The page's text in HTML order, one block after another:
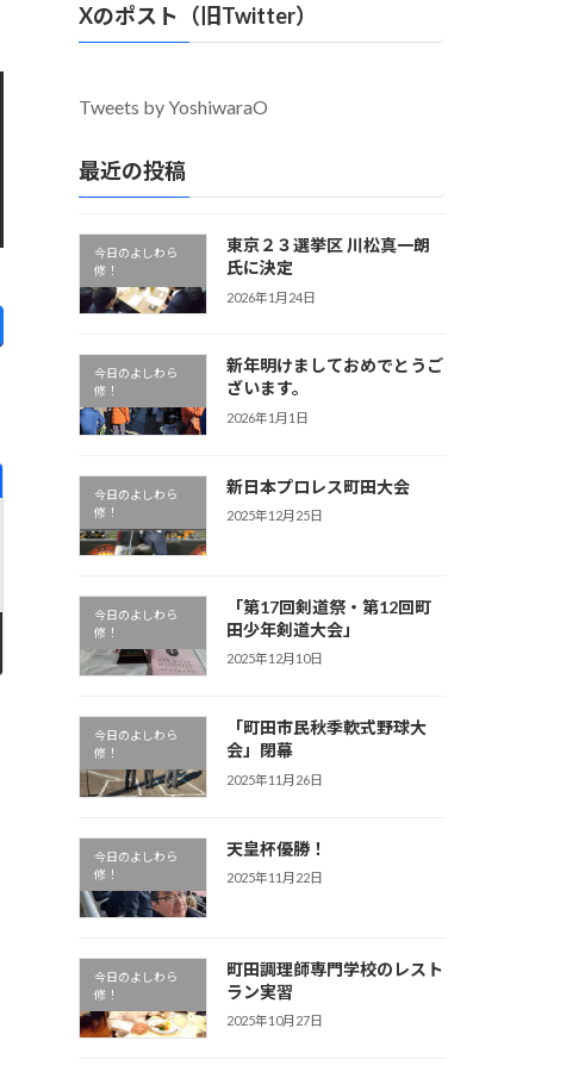
Xのポスト（旧Twitter）
Tweets by YoshiwaraO
最近の投稿
今日のよしわら
修！
東京２３選挙区 川松真一朗
氏に決定
2026年1月24日
今日のよしわら
修！
新年明けましておめでとうご
ざいます。
2026年1月1日
今日のよしわら
修！
新日本プロレス町田大会
2025年12月25日
今日のよしわら
修！
「第17回剣道祭・第12回町
田少年剣道大会」
2025年12月10日
今日のよしわら
修！
「町田市民秋季軟式野球大
会」閉幕
2025年11月26日
今日のよしわら
修！
天皇杯優勝！
2025年11月22日
今日のよしわら
修！
町田調理師専門学校のレスト
ラン実習
2025年10月27日